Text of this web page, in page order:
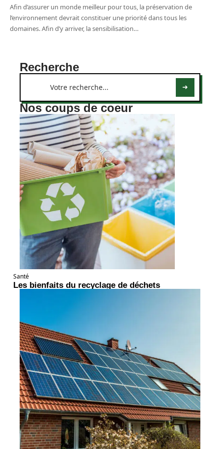
Afin d’assurer un monde meilleur pour tous, la préservation de
l’environnement devrait constituer une priorité dans tous les
domaines. Afin d’y arriver, la sensibilisation…
Recherche
Nos coups de coeur
Santé
Les bienfaits du recyclage de déchets